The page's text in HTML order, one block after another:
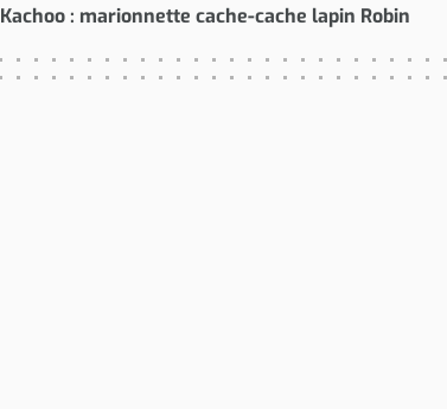
Kachoo : marionnette cache-cache lapin Robin